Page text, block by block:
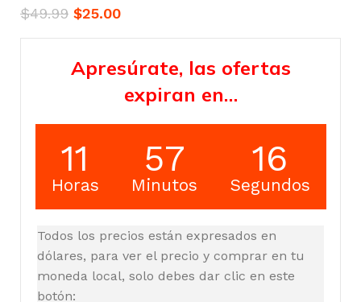
$49.99 $25.00
Apresúrate, las ofertas
expiran en…
11
Horas
57
Minutos
15
Segundos
Todos los precios están expresados en
dólares, para ver el precio y comprar en tu
moneda local, solo debes dar clic en este
botón: